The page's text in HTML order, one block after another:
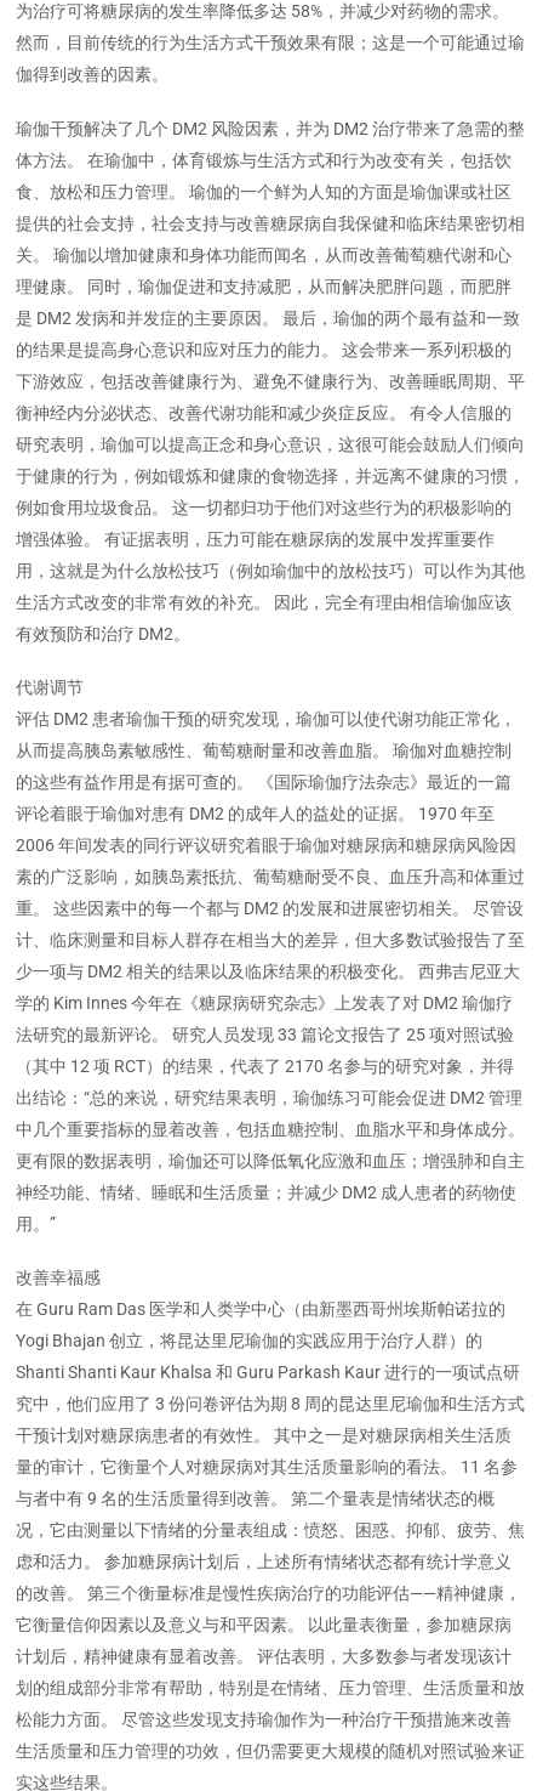
为治疗可将糖尿病的发生率降低多达 58%，并减少对药物的需求。
然而，目前传统的行为生活方式干预效果有限；这是一个可能通过瑜
伽得到改善的因素。
瑜伽干预解决了几个 DM2 风险因素，并为 DM2 治疗带来了急需的整
体方法。 在瑜伽中，体育锻炼与生活方式和行为改变有关，包括饮
食、放松和压力管理。 瑜伽的一个鲜为人知的方面是瑜伽课或社区
提供的社会支持，社会支持与改善糖尿病自我保健和临床结果密切相
关。 瑜伽以增加健康和身体功能而闻名，从而改善葡萄糖代谢和心
理健康。 同时，瑜伽促进和支持减肥，从而解决肥胖问题，而肥胖
是 DM2 发病和并发症的主要原因。 最后，瑜伽的两个最有益和一致
的结果是提高身心意识和应对压力的能力。 这会带来一系列积极的
下游效应，包括改善健康行为、避免不健康行为、改善睡眠周期、平
衡神经内分泌状态、改善代谢功能和减少炎症反应。 有令人信服的
研究表明，瑜伽可以提高正念和身心意识，这很可能会鼓励人们倾向
于健康的行为，例如锻炼和健康的食物选择，并远离不健康的习惯，
例如食用垃圾食品。 这一切都归功于他们对这些行为的积极影响的
增强体验。 有证据表明，压力可能在糖尿病的发展中发挥重要作
用，这就是为什么放松技巧（例如瑜伽中的放松技巧）可以作为其他
生活方式改变的非常有效的补充。 因此，完全有理由相信瑜伽应该
有效预防和治疗 DM2。
代谢调节
评估 DM2 患者瑜伽干预的研究发现，瑜伽可以使代谢功能正常化，
从而提高胰岛素敏感性、葡萄糖耐量和改善血脂。 瑜伽对血糖控制
的这些有益作用是有据可查的。 《国际瑜伽疗法杂志》最近的一篇
评论着眼于瑜伽对患有 DM2 的成年人的益处的证据。 1970 年至
2006 年间发表的同行评议研究着眼于瑜伽对糖尿病和糖尿病风险因
素的广泛影响，如胰岛素抵抗、葡萄糖耐受不良、血压升高和体重过
重。 这些因素中的每一个都与 DM2 的发展和进展密切相关。 尽管设
计、临床测量和目标人群存在相当大的差异，但大多数试验报告了至
少一项与 DM2 相关的结果以及临床结果的积极变化。 西弗吉尼亚大
学的 Kim Innes 今年在《糖尿病研究杂志》上发表了对 DM2 瑜伽疗
法研究的最新评论。 研究人员发现 33 篇论文报告了 25 项对照试验
（其中 12 项 RCT）的结果，代表了 2170 名参与的研究对象，并得
出结论：“总的来说，研究结果表明，瑜伽练习可能会促进 DM2 管理
中几个重要指标的显着改善，包括血糖控制、血脂水平和身体成分。
更有限的数据表明，瑜伽还可以降低氧化应激和血压；增强肺和自主
神经功能、情绪、睡眠和生活质量；并减少 DM2 成人患者的药物使
用。”
改善幸福感
在 Guru Ram Das 医学和人类学中心（由新墨西哥州埃斯帕诺拉的
Yogi Bhajan 创立，将昆达里尼瑜伽的实践应用于治疗人群）的
Shanti Shanti Kaur Khalsa 和 Guru Parkash Kaur 进行的一项试点研
究中，他们应用了 3 份问卷评估为期 8 周的昆达里尼瑜伽和生活方式
干预计划对糖尿病患者的有效性。 其中之一是对糖尿病相关生活质
量的审计，它衡量个人对糖尿病对其生活质量影响的看法。 11 名参
与者中有 9 名的生活质量得到改善。 第二个量表是情绪状态的概
况，它由测量以下情绪的分量表组成：愤怒、困惑、抑郁、疲劳、焦
虑和活力。 参加糖尿病计划后，上述所有情绪状态都有统计学意义
的改善。 第三个衡量标准是慢性疾病治疗的功能评估——精神健康，
它衡量信仰因素以及意义与和平因素。 以此量表衡量，参加糖尿病
计划后，精神健康有显着改善。 评估表明，大多数参与者发现该计
划的组成部分非常有帮助，特别是在情绪、压力管理、生活质量和放
松能力方面。 尽管这些发现支持瑜伽作为一种治疗干预措施来改善
生活质量和压力管理的功效，但仍需要更大规模的随机对照试验来证
实这些结果。